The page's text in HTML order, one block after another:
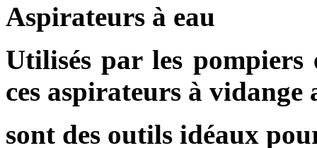
Aspirateurs à eau
Utilisés par les
ces aspirateurs à vidange
sont des outils idéaux